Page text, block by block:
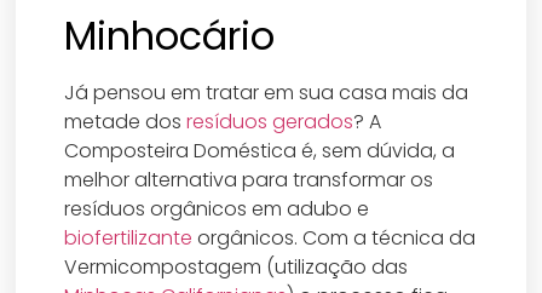
Minhocário
Já pensou em tratar em sua casa mais da
metade dosresíduos gerados? A
Composteira Doméstica é, sem dúvida, a
melhor alternativa para transformar os
resíduos orgânicos em adubo e
biofertilizante orgânicos. Com a técnica da
Vermicompostagem (utilização das